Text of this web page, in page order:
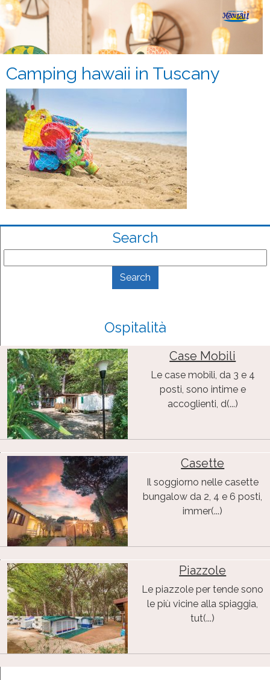
Camping hawaii in Tuscany
Search
Ospitalità
Case Mobili
Le case mobili, da 3 e 4
posti, sono intime e
accoglienti, d(...)
Casette
Il soggiorno nelle casette
bungalow da 2, 4 e 6 posti,
immer(...)
Piazzole
Le piazzole per tende sono
le più vicine alla spiaggia,
tut(...)